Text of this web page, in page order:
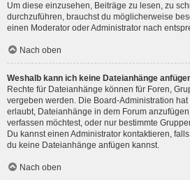
Um diese einzusehen, Beiträge zu lesen, zu
durchzuführen, brauchst du möglicherweise
einen Moderator oder Administrator nach
Nach oben
Weshalb kann ich keine Dateianhänge
Rechte für Dateianhänge können für Foren,
vergeben werden. Die Board-Administration
erlaubt, Dateianhänge in dem Forum
verfassen möchtest, oder nur bestimmte
Du kannst einen Administrator kontaktieren,
du keine Dateianhänge anfügen kannst.
Nach oben